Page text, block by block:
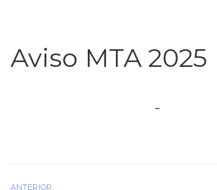
Aviso MTA 2025
-
ANTERIOR